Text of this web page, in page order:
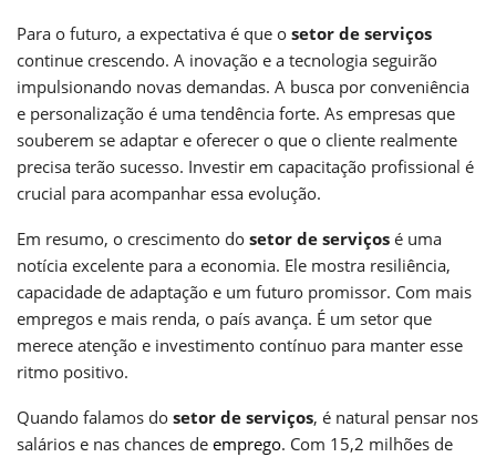
Para o futuro, a expectativa é que o setor de serviços
continue crescendo. A inovação e a tecnologia seguirão
impulsionando novas demandas. A busca por conveniência
e personalização é uma tendência forte. As empresas que
souberem se adaptar e oferecer o que o cliente realmente
precisa terão sucesso. Investir em capacitação profissional é
crucial para acompanhar essa evolução.
Em resumo, o crescimento do setor de serviços é uma
notícia excelente para a economia. Ele mostra resiliência,
capacidade de adaptação e um futuro promissor. Com mais
empregos e mais renda, o país avança. É um setor que
merece atenção e investimento contínuo para manter esse
ritmo positivo.
Quando falamos do setor de serviços, é natural pensar nos
salários e nas chances de emprego. Com 15,2 milhões de